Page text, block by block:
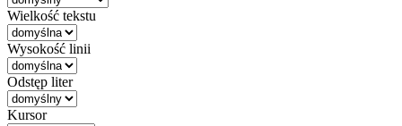
Wielkość tekstu
Wysokość linii
Odstęp liter
Kursor